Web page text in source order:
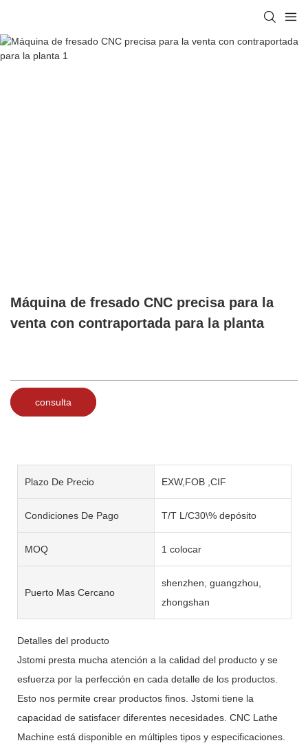
Máquina de fresado CNC precisa para la
venta con contraportada para la planta
consulta
Plazo De Precio EXW,FOB ,CIF
Condiciones De Pago T/T L/C30\% depósito
MOQ 1 colocar
Puerto Mas Cercano
shenzhen, guangzhou,
zhongshan
Detalles del producto
Jstomi presta mucha atención a la calidad del producto y se
esfuerza por la perfección en cada detalle de los productos.
Esto nos permite crear productos finos. Jstomi tiene la
capacidad de satisfacer diferentes necesidades. CNC Lathe
Machine está disponible en múltiples tipos y especificaciones.